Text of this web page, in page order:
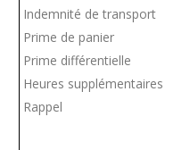
Indemnité de transport
Prime de panier
Prime différentielle
Heures supplémentaires
Rappel